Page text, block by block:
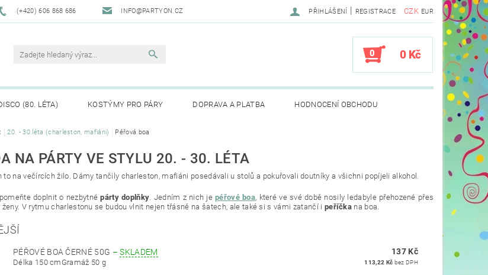
(+420) 606 868 686 INFO@PARTYON.CZ CZK EUR
PŘIHLÁŠENÍ | REGISTRACE
0 0 Kč
(80. LÉTA) KOSTÝMY PRO PÁRY DOPRAVA A PLATBA HODNOCENÍ OBCHODU
REKLAMACE
20. - 30.léta (charleston, mafiáni) Péřová boa
NA PÁRTY VE STYLU 20. - 30. LÉTA
to na večírcích žilo. Dámy tančily charleston, mafiáni posedávali u stolů a pokuřovali doutníky a všichni popíjeli alkohol.
doplnit o nezbytnépárty doplňky. Jedním z nich jepéřové boa, které ve své době nosily ledabyle přehozené přes
V rytmu charlestonu se budou vlnit nejen třásně na šatech, ale také si s vámi zatančí i peříčka na boa.
PÉŘOVÉ BOA ČERNÉ 50G –SKLADEM
Délka 150 cmGramáž 50 g
137 Kč
113,22 Kč bez DPH